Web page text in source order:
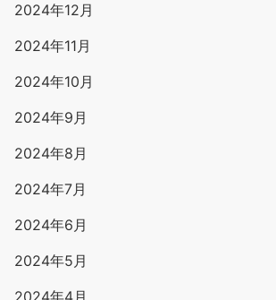
2024年12月
2024年11月
2024年10月
2024年9月
2024年8月
2024年7月
2024年6月
2024年5月